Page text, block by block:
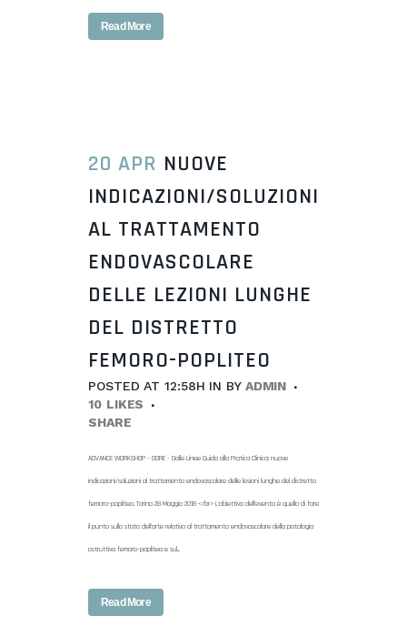
Read More
20 APR NUOVE
INDICAZIONI/SOLUZIONI
AL TRATTAMENTO
ENDOVASCOLARE
DELLE LEZIONI LUNGHE
DEL DISTRETTO
FEMORO-POPLITEO
POSTED AT 12:58H IN BY ADMIN
10 LIKES
SHARE
ADVANCE WORKSHOP - GORE - Dalle Linee Guida alla Pratica Clinica: nuove
indicazioni/soluzioni al trattamento endovascolare delle lesioni lunghe del distretto
femoro-popliteo. Torino 28 Maggio 2018 </br> L'obiettivo dell'evento è quello di fare
il punto sullo stato dell'arte relativo al trattamento endovascolare della patologia
ostruttiva femoro-poplitea e sul...
Read More